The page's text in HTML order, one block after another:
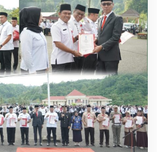
G
e
l
a
r
U
p
a
c
a
r
a
H